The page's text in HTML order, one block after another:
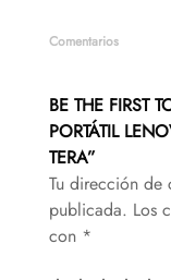
Comentarios
BE THE FIRST
PORTÁTIL
TERA”
Tu dirección de
publicada. Los
con *